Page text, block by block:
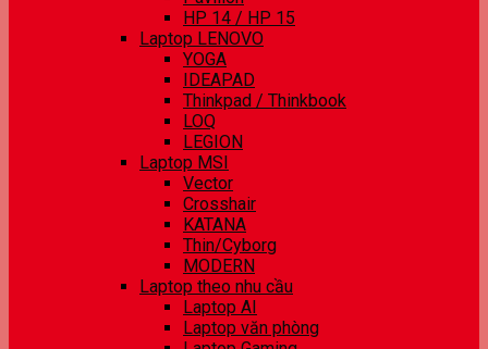
HP 14 / HP 15
Laptop LENOVO
YOGA
IDEAPAD
Thinkpad / Thinkbook
LOQ
LEGION
Laptop MSI
Vector
Crosshair
KATANA
Thin/Cyborg
MODERN
Laptop theo nhu cầu
Laptop AI
Laptop văn phòng